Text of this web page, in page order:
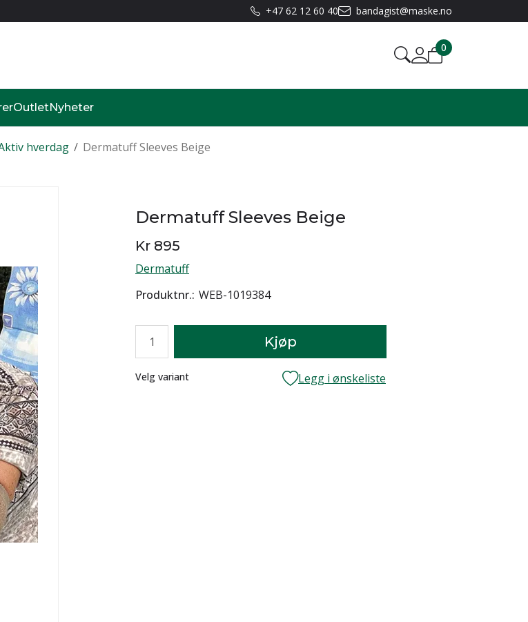
+47 62 12 60 40 bandagist@maske.no
0
OutletNyheter
/
hverdag Dermatuff Sleeves Beige
Dermatuff Sleeves Beige
Kr 895
Dermatuff
Produktnr. WEB-1019384
Kjøp
Lager
Velg variant Legg i ønskeliste